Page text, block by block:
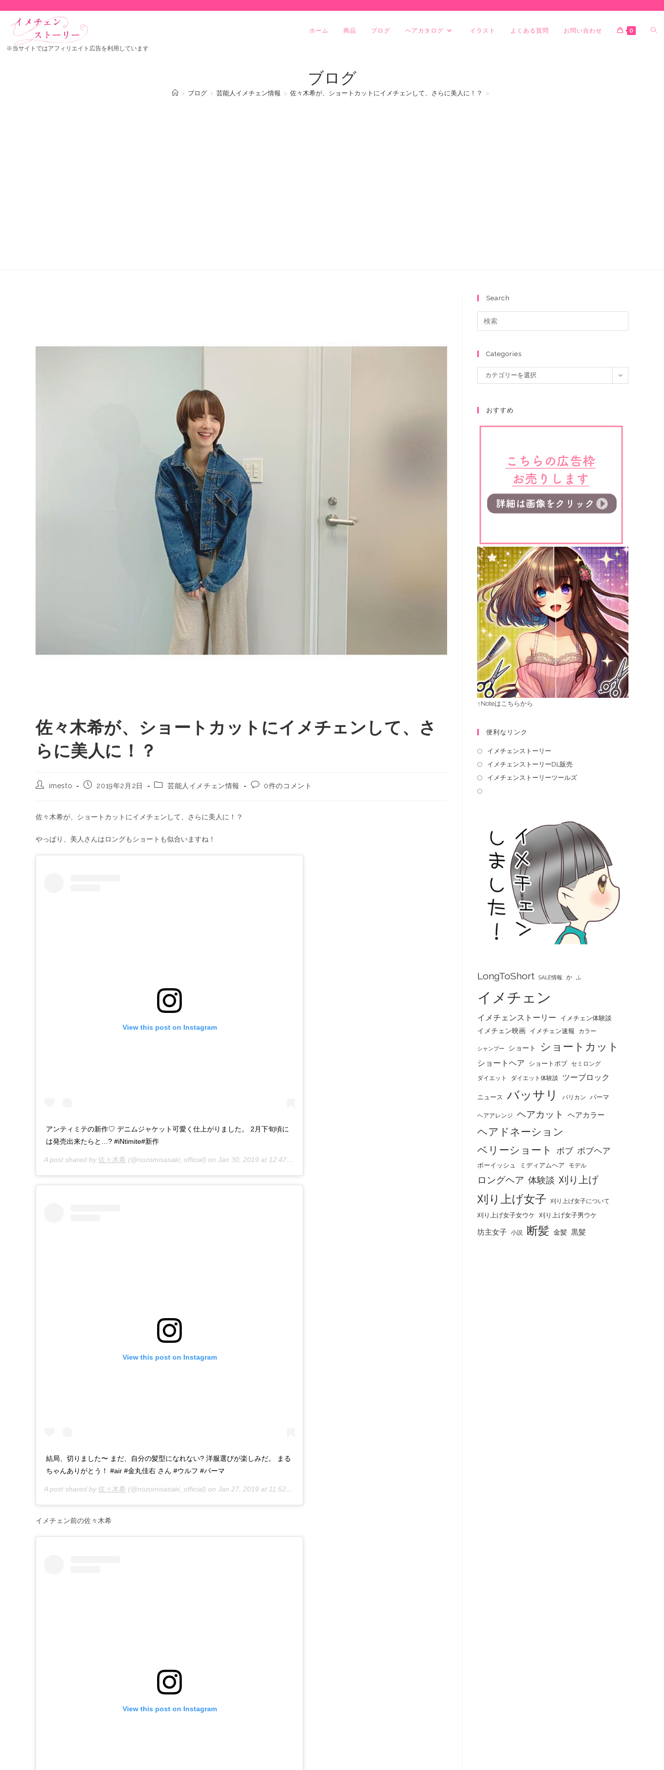
※当サイトではアフィリエイト広告を利用しています
ホーム 商品 ブログ ヘアカタログ イラスト よくある質問 お問い合わせ 0
ブログ
> ブログ > 芸能人イメチェン情報 > 佐々木希が、ショートカットにイメチェンして、さらに美人に！？ >
佐々木希が、ショートカットにイメチェンして、さ
らに美人に！？
imesto 2019年2月2日 芸能人イメチェン情報 0件のコメント
佐々木希が、ショートカットにイメチェンして、さらに美人に！？
やっぱり、美人さんはロングもショートも似合いますね！
View this post on Instagram
アンティミテの新作♡ デニムジャケット可愛く仕上がりました。 2月下旬頃に
は発売出来たらと…? #iNtimite#新作
A post shared by 佐々木希 (@nozomisasaki_official) on Jan 30, 2019 at 12:47am PST
View this post on Instagram
結局、切りました〜 まだ、自分の髪型になれない? 洋服選びが楽しみだ。 まる
ちゃんありがとう！ #air #金丸佳右 さん #ウルフ #パーマ
A post shared by 佐々木希 (@nozomisasaki_official) on Jan 27, 2019 at 11:52pm PST
イメチェン前の佐々木希
View this post on Instagram
Search
Categories
カテゴリーを選択
おすすめ
↑Noteはこちらから
便利なリンク
イメチェンストーリー
イメチェンストーリーDL販売
イメチェンストーリーツールズ
LongToShort SALE情報 か ふ
イメチェン
イメチェンストーリー イメチェン体験談
イメチェン映画 イメチェン速報 カラー
シャンプー ショート ショートカット
ショートヘア ショートボブ セミロング
ダイエット ダイエット体験談 ツーブロック
ニュース バッサリ バリカン パーマ
ヘアアレンジ ヘアカット ヘアカラー
ヘアドネーション
ベリーショート
ボブ ボブヘア
ボーイッシュ ミディアムヘア モデル
ロングヘア 体験談 刈り上げ
刈り上げ女子 刈り上げ女子について
刈り上げ女子女ウケ 刈り上げ女子男ウケ
坊主女子 小説 断髪 金髪 黒髪